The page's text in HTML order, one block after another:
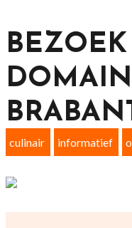
culinair informatief